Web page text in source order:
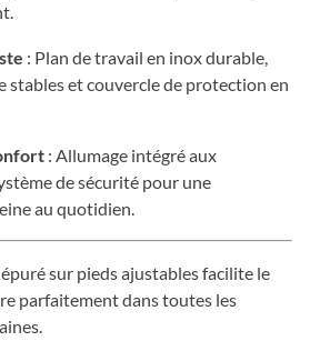
: Plan de travail en inox durable,
stables et couvercle de protection en
: Allumage intégré aux
de sécurité pour une
au quotidien.
sur pieds ajustables facilite le
parfaitement dans toutes les